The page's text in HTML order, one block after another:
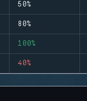
50%
80%
100%
40%